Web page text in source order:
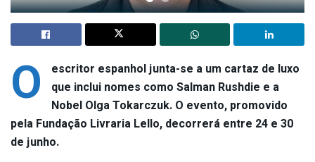
O
escritor espanhol junta-se a um cartaz de luxo
que inclui nomes como Salman Rushdie e a
Nobel Olga Tokarczuk. O evento, promovido
pela Fundação Livraria Lello, decorrerá entre 24 e 30
de junho.